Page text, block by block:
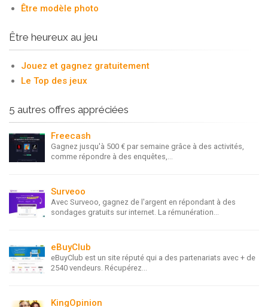
Être modèle photo
Être heureux au jeu
Jouez et gagnez gratuitement
Le Top des jeux
5 autres offres appréciées
Freecash
Gagnez jusqu'à 500 € par semaine grâce à des activités,
comme répondre à des enquêtes,...
Surveoo
Avec Surveoo, gagnez de l'argent en répondant à des
sondages gratuits sur internet. La rémunération...
eBuyClub
eBuyClub est un site réputé qui a des partenariats avec + de
2540 vendeurs. Récupérez...
KingOpinion